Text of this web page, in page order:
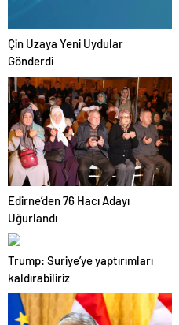
Çin Uzaya Yeni Uydular
Gönderdi
Edirne’den 76 Hacı Adayı
Uğurlandı
Trump: Suriye’ye yaptırımları
kaldırabiliriz